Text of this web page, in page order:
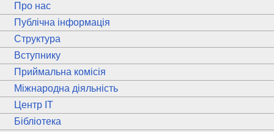
Про нас
Публічна інформація
Структура
Вступнику
Приймальна комісія
Міжнародна діяльність
Центр ІТ
Бібліотека